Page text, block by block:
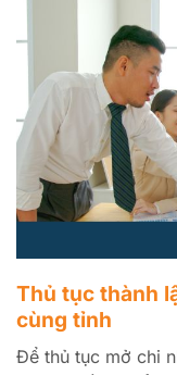
Thủ tục thành
cùng tỉnh
Để thủ tục mở chi